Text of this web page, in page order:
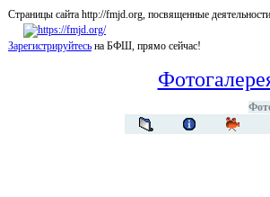
Страницы сайта http://fmjd.org, посвященные
Зарегистрируйтесь на БФШ, прямо сейчас!